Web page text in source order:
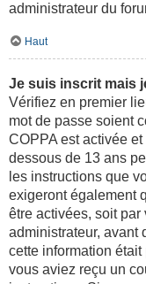
administrateur du
Haut
Je suis inscrit mais
Vérifiez en premier
mot de passe soient
COPPA est activée
dessous de 13 ans
les instructions que
exigeront également
être activées, soit par
administrateur, avant
cette information
vous aviez reçu un